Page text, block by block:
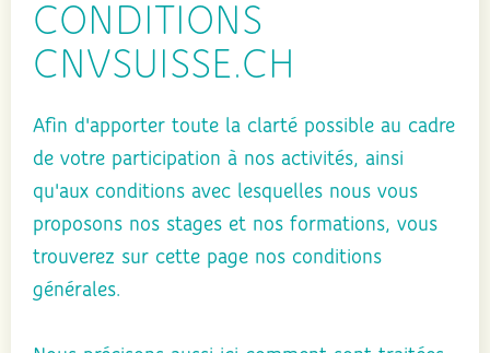
CONDITIONS
CNVSUISSE.CH
Afin d'apporter toute la clarté possible au cadre
de votre participation à nos activités, ainsi
qu'aux conditions avec lesquelles nous vous
proposons nos stages et nos formations, vous
trouverez sur cette page nos conditions
générales.